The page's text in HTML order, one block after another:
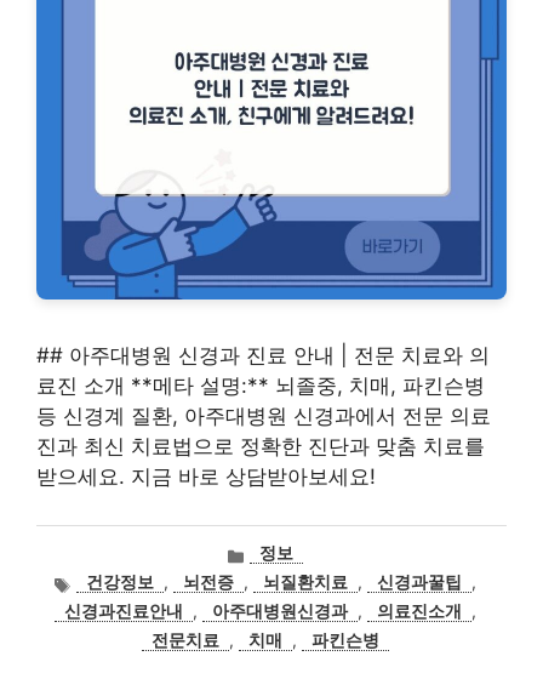
## 아주대병원 신경과 진료 안내 | 전문 치료와 의
료진 소개 **메타 설명:** 뇌졸중, 치매, 파킨슨병
등 신경계 질환, 아주대병원 신경과에서 전문 의료
진과 최신 치료법으로 정확한 진단과 맞춤 치료를
받으세요. 지금 바로 상담받아보세요!
카
테
고
리
정보
태
그
건강정보 , 뇌전증 , 뇌질환치료 , 신경과꿀팁
,
신경과진료안내
, 아주대병원신경과 , 의료진소개
,
전문치료
, 치매 , 파킨슨병